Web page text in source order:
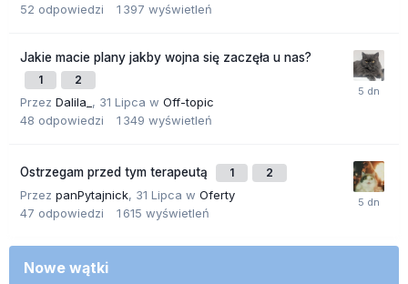
52 odpowiedzi 1 397 wyświetleń
Jakie macie plany jakby wojna się zaczęła u nas?
1 2
Przez Dalila_ , 31 Lipca w Off-topic
48 odpowiedzi 1 349 wyświetleń
Ostrzegam przed tym terapeutą 1 2
Przez panPytajnick, 31 Lipca w Oferty
47 odpowiedzi 1 615 wyświetleń
Nowe wątki